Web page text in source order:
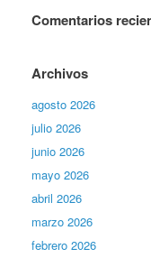
Comentarios
Archivos
agosto 2026
julio 2026
junio 2026
mayo 2026
abril 2026
marzo 2026
febrero 2026